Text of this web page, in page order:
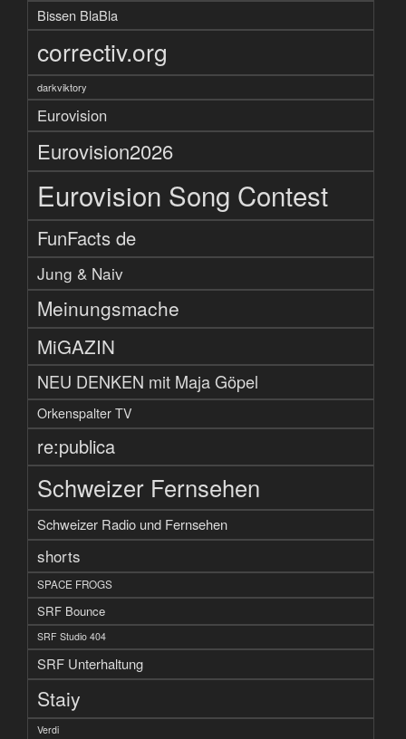
Bissen BlaBla
correctiv.org
darkviktory
Eurovision
Eurovision2026
Eurovision Song Contest
FunFacts de
Jung & Naiv
Meinungsmache
MiGAZIN
NEU DENKEN mit Maja Göpel
Orkenspalter TV
re:publica
Schweizer Fernsehen
Schweizer Radio und Fernsehen
shorts
SPACE FROGS
SRF Bounce
SRF Studio 404
SRF Unterhaltung
Staiy
Verdi